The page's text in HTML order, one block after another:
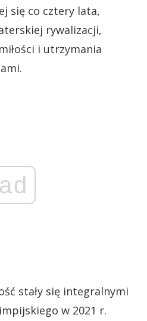
się co cztery lata,
rywalizacji,
i utrzymania
ad
stały się integralnymi
w 2021 r.